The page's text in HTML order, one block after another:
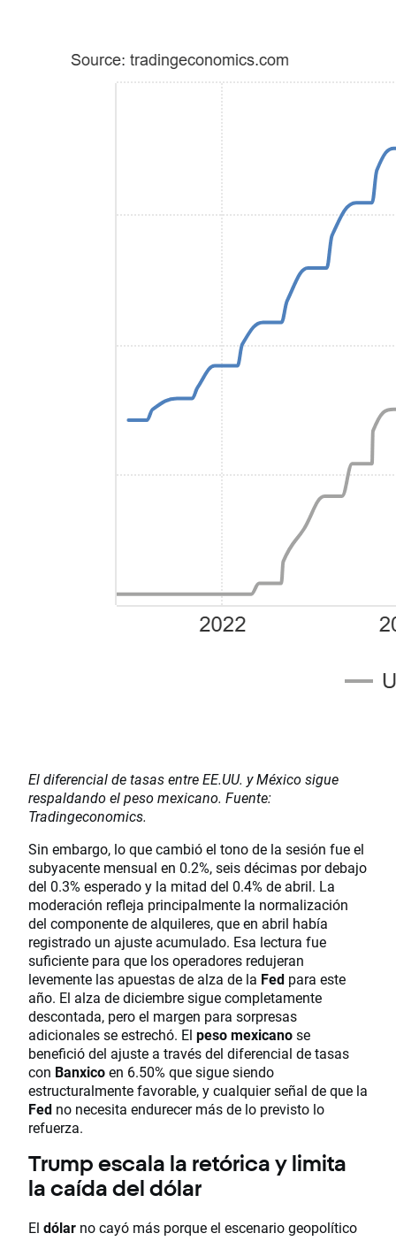
El diferencial de tasas entre EE.UU. y México sigue
respaldando el peso mexicano. Fuente:
Tradingeconomics.
Sin embargo, lo que cambió el tono de la sesión fue el
subyacente mensual en 0.2%, seis décimas por debajo
del 0.3% esperado y la mitad del 0.4% de abril. La
moderación refleja principalmente la normalización
del componente de alquileres, que en abril había
registrado un ajuste acumulado. Esa lectura fue
suficiente para que los operadores redujeran
levemente las apuestas de alza de la Fed para este
año. El alza de diciembre sigue completamente
descontada, pero el margen para sorpresas
adicionales se estrechó. El peso mexicanose
benefició del ajuste a través del diferencial de tasas
con Banxicoen 6.50% que sigue siendo
estructuralmente favorable, y cualquier señal de que la
Fed no necesita endurecer más de lo previsto lo
refuerza.
Trump escala la retórica y limita
la caída del dólar
El dólar no cayó más porque el escenario geopolítico